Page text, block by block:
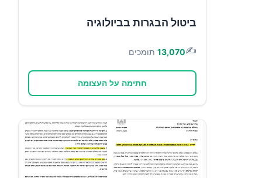
ביטול הבגרות בביולוגיה
✍️
13,070 תומכים
חתימה על העצומה